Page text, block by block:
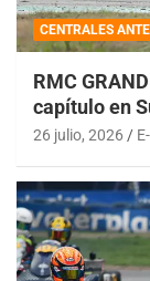
CENTRALES
RMC
capítulo en
26 julio, 2026